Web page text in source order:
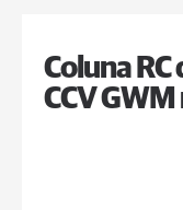
Coluna
CCV